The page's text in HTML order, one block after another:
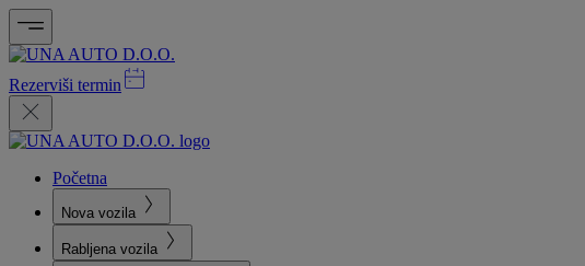
Rezerviši termin
Početna
Nova vozila
Rabljena vozila